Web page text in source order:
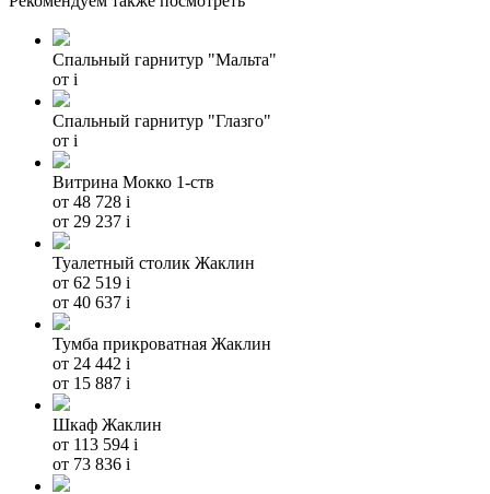
Спальный гарнитур "Мальта"
от i
Спальный гарнитур "Глазго"
от i
Витрина Мокко 1-ств
от 48 728 i
от 29 237 i
Туалетный столик Жаклин
от 62 519 i
от 40 637 i
Тумба прикроватная Жаклин
от 24 442 i
от 15 887 i
Шкаф Жаклин
от 113 594 i
от 73 836 i